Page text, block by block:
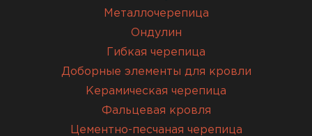
Металлочерепица
Ондулин
Гибкая черепица
Доборные элементы для кровли
Керамическая черепица
Фальцевая кровля
Цементно-песчаная черепица